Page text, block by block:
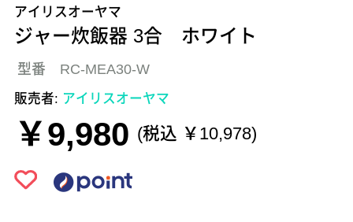
アイリスオーヤマ
ジャー炊飯器 3合 ホワイト
型番 RC-MEA30-W
販売者: アイリスオーヤマ
￥9,980 (税込 ￥10,978)